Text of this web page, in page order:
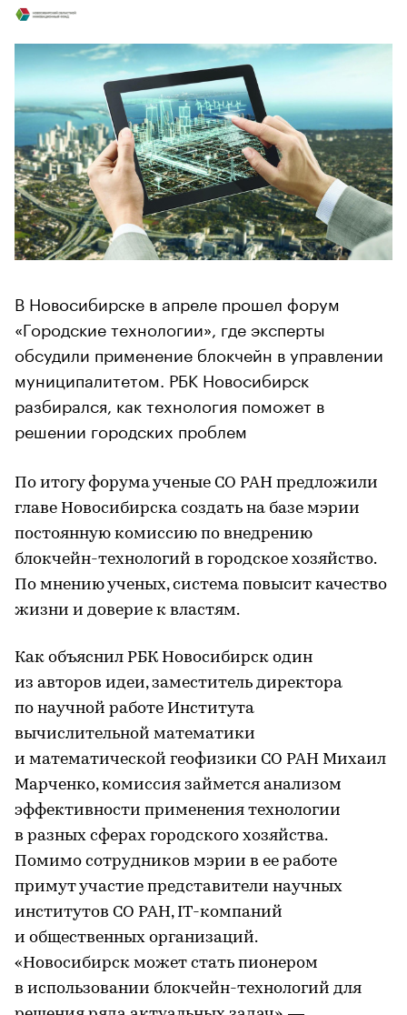
В Новосибирске в апреле прошел форум
«Городские технологии», где эксперты
обсудили применение блокчейн в управлении
муниципалитетом. РБК Новосибирск
разбирался, как технология поможет в
решении городских проблем
По итогу форума ученые СО РАН предложили
главе Новосибирска создать на базе мэрии
постоянную комиссию по внедрению
блокчейн-технологий в городское хозяйство.
По мнению ученых, система повысит качество
жизни и доверие к властям.
Как объяснил РБК Новосибирск один
из авторов идеи, заместитель директора
по научной работе Института
вычислительной математики
и математической геофизики СО РАН Михаил
Марченко, комиссия займется анализом
эффективности применения технологии
в разных сферах городского хозяйства.
Помимо сотрудников мэрии в ее работе
примут участие представители научных
институтов СО РАН, IT-компаний
и общественных организаций.
«Новосибирск может стать пионером
в использовании блокчейн-технологий для